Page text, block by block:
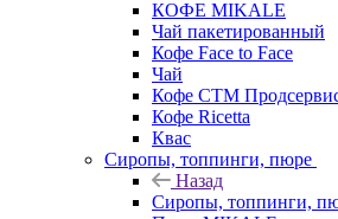
КОФЕ MIKALE
Чай пакетированный
Кофе Face to Face
Чай
Кофе СТМ
Кофе Ricetta
Квас
Сиропы, топпинги, пюре
Назад
Сиропы, топпинги,